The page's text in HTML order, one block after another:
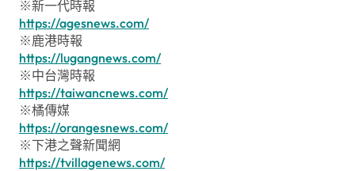
※新一代時報
https://agesnews.com/
※鹿港時報
https://lugangnews.com/
※中台灣時報
https://taiwancnews.com/
※橘傳媒
https://orangesnews.com/
※下港之聲新聞網
https://tvillagenews.com/